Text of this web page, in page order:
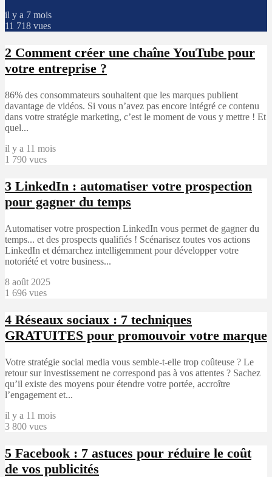
il y a 7 mois
11 718 vues
2 Comment créer une chaîne YouTube pour
votre entreprise ?
86% des consommateurs souhaitent que les marques publient
davantage de vidéos. Si vous n’avez pas encore intégré ce contenu
dans votre stratégie marketing, c’est le moment de vous y mettre ! Et
quel...
il y a 11 mois
1 790 vues
3 LinkedIn : automatiser votre prospection
pour gagner du temps
Automatiser votre prospection LinkedIn vous permet de gagner du
temps... et des prospects qualifiés ! Scénarisez toutes vos actions
LinkedIn et démarchez intelligemment pour développer votre
notoriété et votre business...
8 août 2025
1 696 vues
4 Réseaux sociaux : 7 techniques
GRATUITES pour promouvoir votre marque
Votre stratégie social media vous semble-t-elle trop coûteuse ? Le
retour sur investissement ne correspond pas à vos attentes ? Sachez
qu’il existe des moyens pour étendre votre portée, accroître
l’engagement et...
il y a 11 mois
3 800 vues
5 Facebook : 7 astuces pour réduire le coût
de vos publicités